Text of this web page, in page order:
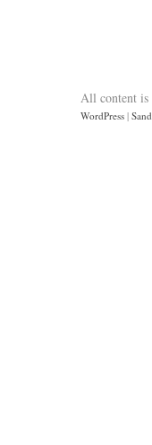
All content
WordPress |